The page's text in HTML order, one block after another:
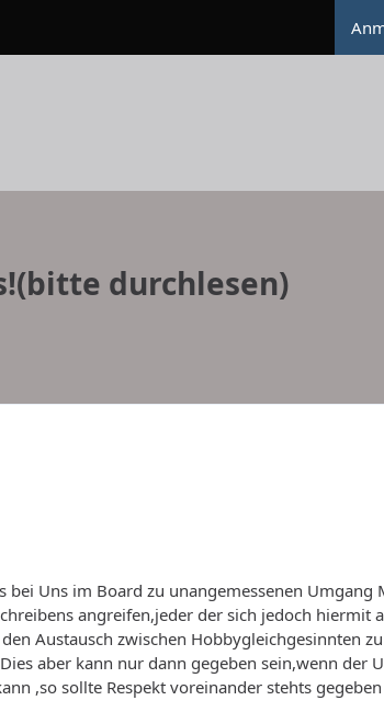
durchlesen)
Uns im Board zu unangemessenen
angreifen,jeder der sich jedoch hiermit
Austausch zwischen Hobbygleichgesinnten
aber kann nur dann gegeben sein,wenn der
,so sollte Respekt voreinander stehts gegeben